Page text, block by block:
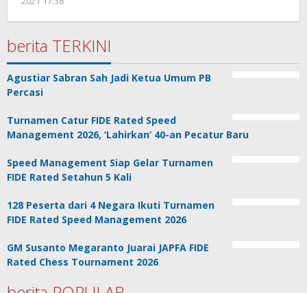
Jackson
berita TERKINI
Agustiar Sabran Sah Jadi Ketua Umum PB
Percasi
Turnamen Catur FIDE Rated Speed
Management 2026, ‘Lahirkan’ 40-an Pecatur Baru
Speed Management Siap Gelar Turnamen
FIDE Rated Setahun 5 Kali
128 Peserta dari 4 Negara Ikuti Turnamen
FIDE Rated Speed Management 2026
GM Susanto Megaranto Juarai JAPFA FIDE
Rated Chess Tournament 2026